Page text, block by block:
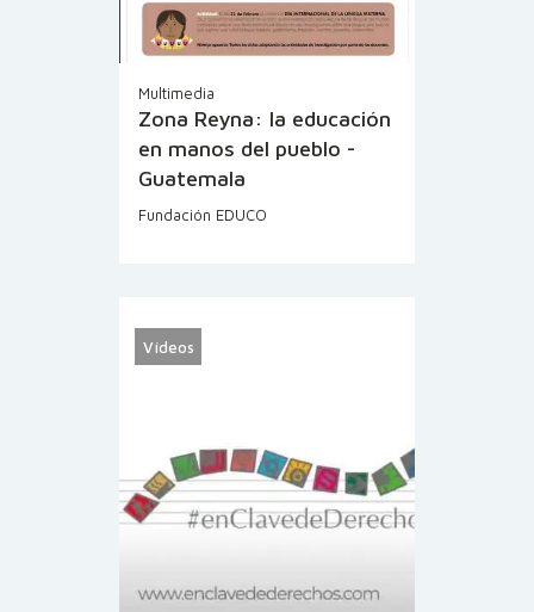
Multimedia
Zona Reyna: la educación
en manos del pueblo -
Guatemala
Fundación EDUCO
Vídeos